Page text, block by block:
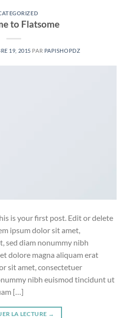
to Flatsome
19, 2015 PAR PAPISHOPDZ
is your first post. Edit or delete
ipsum dolor sit amet,
sed diam nonummy nibh
dolore magna aliquam erat
sit amet, consectetuer
nibh euismod tincidunt ut
[…]
LA LECTURE →